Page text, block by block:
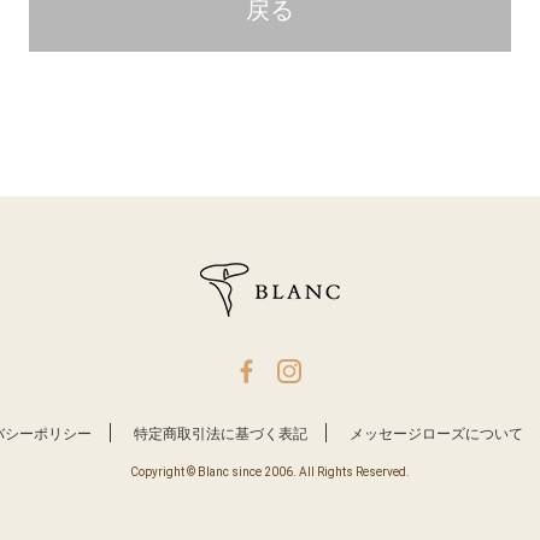
戻る
シーポリシー 特定商取引法に基づく表記 メッセージローズについて
Copyright © Blanc since 2006. All Rights Reserved.